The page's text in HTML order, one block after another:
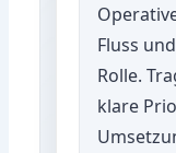
Fluss
Rolle.
klare